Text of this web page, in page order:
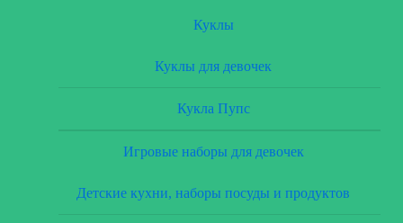
Куклы
Куклы для девочек
Кукла Пупс
Игровые наборы для девочек
Детские кухни, наборы посуды и продуктов